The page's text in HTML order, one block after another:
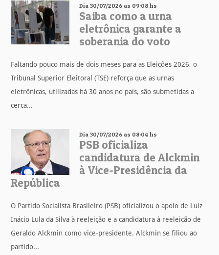
Dia 30/07/2026 as 09:08 hs
Saiba como a urna
eletrônica garante a
soberania do voto
Faltando pouco mais de dois meses para as Eleições 2026, o
Tribunal Superior Eleitoral (TSE) reforça que as urnas
eletrônicas, utilizadas há 30 anos no país, são submetidas a
cerca...
Dia 30/07/2026 as 08:04 hs
PSB oficializa
candidatura de Alckmin
à Vice-Presidência da
República
O Partido Socialista Brasileiro (PSB) oficializou o apoio de Luiz
Inácio Lula da Silva à reeleição e a candidatura à reeleição de
Geraldo Alckmin como vice-presidente. Alckmin se filiou ao
partido...